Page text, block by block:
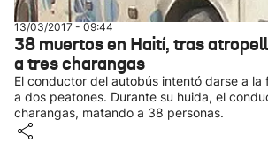
13/03/2017 - 09:44
38 muertos en Haití, tras
a tres charangas
El conductor del autobús intentó darse a
a dos peatones. Durante su huida, el
charangas, matando a 38 personas.